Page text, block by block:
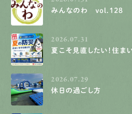
みんなのわ vol.128
2026.07.31
夏こそ見直したい！住ま
2026.07.29
休日の過ごし方